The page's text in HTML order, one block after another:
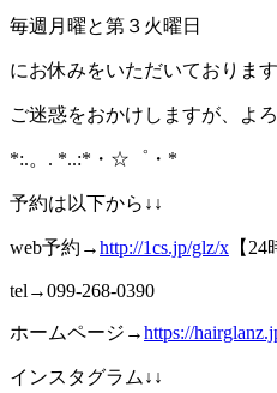
毎週月曜と第３火曜日
にお休みをいただいております
ご迷惑をおかけしますが、よ
*:.。. *..:*・☆゜・*
予約は以下から↓↓
web予約→http://1cs.jp/glz/x 【
tel→099-268-0390
ホームページ→https://
インスタグラム↓↓